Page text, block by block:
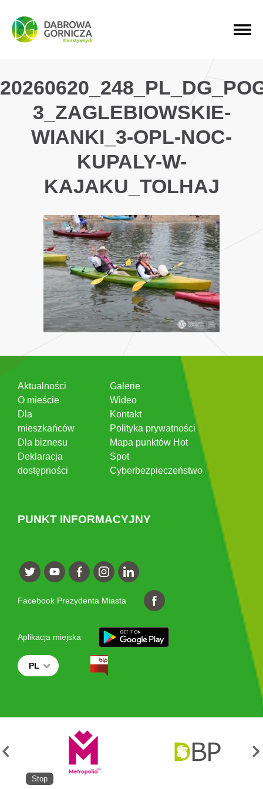
PRZEJDŹ DO MENU GŁÓWNEGO
PRZEJDŹ DO WYSZUKIWARKI
PRZEJDŹ DO TREŚCI
3_ZAGLEBIOWSKIE-
WIANKI_3-OPL-NOC-
KUPALY-W-
KAJAKU_TOLHAJ
Aktualności
O mieście
Dla
mieszkańców
Dla biznesu
Deklaracja
dostępności
Galerie
Wideo
Kontakt
Polityka prywatności
Mapa punktów Hot
Spot
Cyberbezpieczeństwo
PUNKT INFORMACYJNY
Facebook Prezydenta Miasta
Aplikacja miejska
PL
Stop